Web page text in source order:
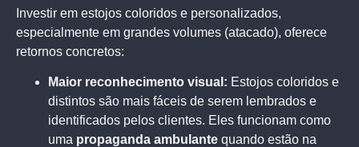
Investir em estojos coloridos e personalizados,
especialmente em grandes volumes (atacado), oferece
retornos concretos:
Maior reconhecimento visual: Estojos coloridos e
distintos são mais fáceis de serem lembrados e
identificados pelos clientes. Eles funcionam como
uma propaganda ambulante quando estão na